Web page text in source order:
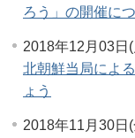
ろう」の開催に
2018年12月03日
北朝鮮当局によ
ょう
2018年11月30日